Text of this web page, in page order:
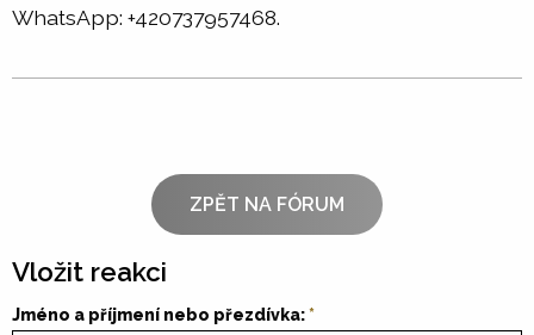
WhatsApp: +420737957468.
ZPĚT NA FÓRUM
Vložit reakci
Jméno a příjmení nebo přezdívka: